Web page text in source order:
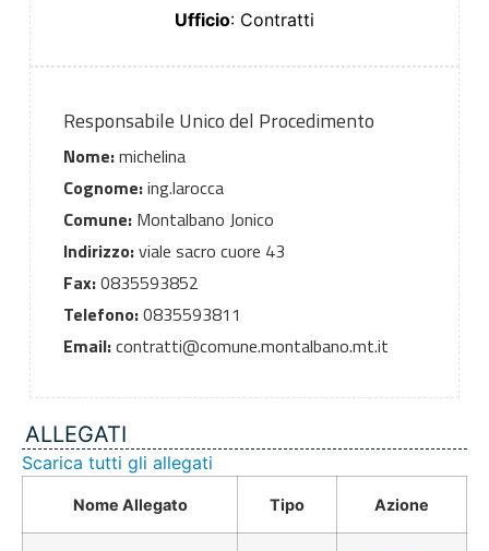
Ufficio: Contratti
Responsabile Unico del Procedimento
Nome:michelina
Cognome:ing.larocca
Comune:Montalbano Jonico
Indirizzo:viale sacro cuore 43
Fax:0835593852
Telefono:0835593811
Email:contratti@comune.montalbano.mt.it
ALLEGATI
Scarica tutti gli allegati
Nome Allegato Tipo Azione